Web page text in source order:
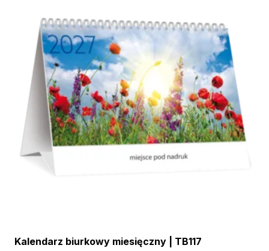
Kalendarz biurkowy miesięczny | TB117